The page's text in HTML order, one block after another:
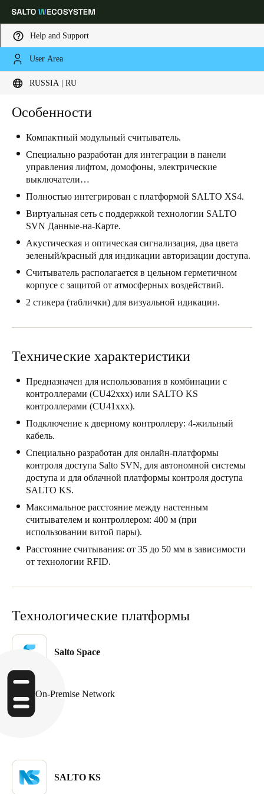
Help and Support
User Area
RUSSIA | RU
Выберите свое местоположение и языковые настройки
Global Europe
Russia
Switzerland
DeutschFrançaisItaliano
United Kingdom
English
Français
Netherlands
NederlandsEnglish
Belgium
FrançaisNederlandsEnglish
Português
Italy
Russian
Poland
Czech Republic
Denmark
Danskere
English
Особенности
Компактный модульный считыватель.
Специально разработан для интеграции в панели
управления лифтом, домофоны, электрические
выключатели…
Полностью интегрирован с платформой SALTO XS4.
Виртуальная сеть с поддержкой технологии SALTO
SVN Данные-на-Карте.
Акустическая и оптическая сигнализация, два цвета
зеленый/красный для индикации авторизации доступа.
Считыватель располагается в цельном герметичном
корпусе с защитой от атмосферных воздействий.
2 стикера (таблички) для визуальной идикации.
Технические характеристики
Предназначен для использования в комбинации с
контроллерами (CU42xxx) или SALTO KS
контроллерами (CU41xxx).
Подключение к дверному контроллеру: 4-жильный
кабель.
Специально разработан для онлайн-платформы
контроля доступа Salto SVN, для автономной системы
доступа и для облачной платформы контроля доступа
SALTO KS.
Максимальное расстояние между настенным
считывателем и контроллером: 400 м (при
использовании витой пары).
Расстояние считывания: от 35 до 50 мм в зависимости
от технологии RFID.
Технологические платформы
Salto Space
On-Premise Network
SALTO KS